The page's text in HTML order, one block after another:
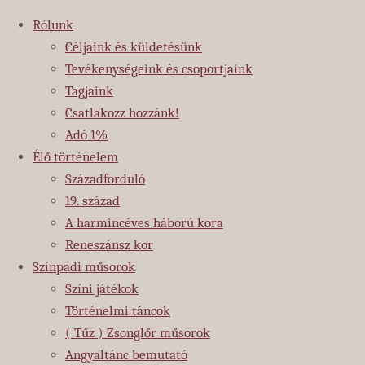
tartalomhoz
Rólunk
Céljaink és küldetésünk
Tevékenységeink és csoportjaink
Tagjaink
Csatlakozz hozzánk!
Adó 1%
Élő történelem
Századforduló
19. század
A harmincéves háború kora
Reneszánsz kor
Színpadi műsorok
Színi játékok
Történelmi táncok
( Tűz ) Zsonglőr műsorok
Angyaltánc bemutató
Kezdőlap
Fellépések
Erzsébet
királyné
Mare Temporis Történelmi